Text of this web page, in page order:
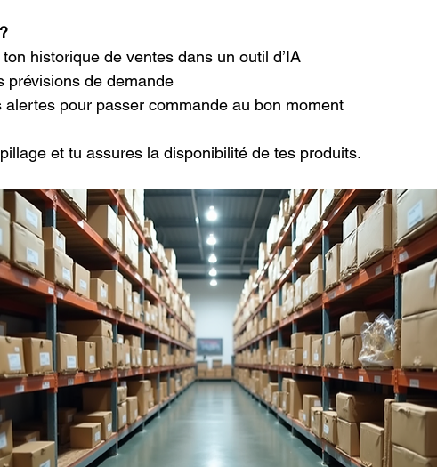
historique de ventes dans un outil d’IA
prévisions de demande
alertes pour passer commande au bon moment
et tu assures la disponibilité de tes produits.